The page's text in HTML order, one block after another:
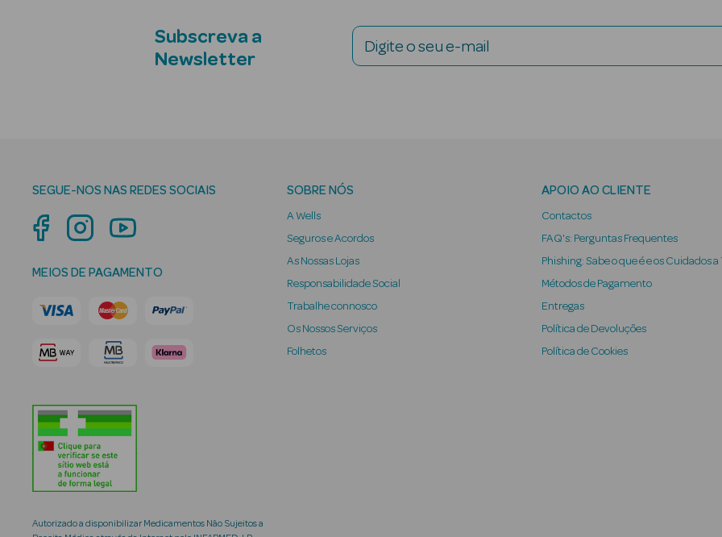
Subscreva a
Newsletter
Digite o seu e-mail
SEGUE-NOS NAS REDES SOCIAIS
MEIOS DE PAGAMENTO
Autorizado a disponibilizar Medicamentos Não Sujeitos a
SOBRE NÓS
A Wells
Seguros e Acordos
As Nossas Lojas
Responsabilidade Social
Trabalhe connosco
Os Nossos Serviços
Folhetos
APOIO AO CLIENTE
Contactos
FAQ's: Perguntas Frequentes
Phishing: Sabe o que é e os Cuidados a
Métodos de Pagamento
Entregas
Política de Devoluções
Política de Cookies